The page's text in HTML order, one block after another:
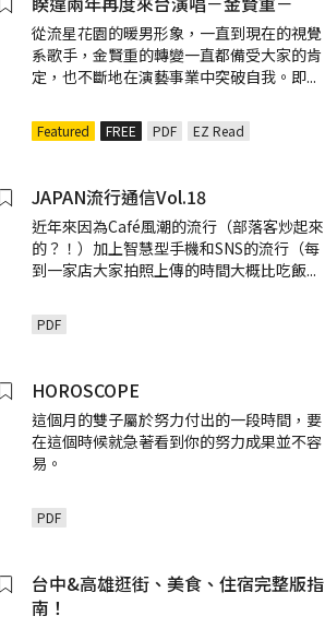
從流星花園的暖男形象，一直到現在的視覺
系歌手，金賢重的轉變一直都備受大家的肯
定，也不斷地在演藝事業中突破自我。即...
Featured FREE PDF EZ Read
JAPAN流行通信Vol.18
近年來因為Café風潮的流行（部落客炒起來
的？！）加上智慧型手機和SNS的流行（每
到一家店大家拍照上傳的時間大概比吃飯...
PDF
HOROSCOPE
這個月的雙子屬於努力付出的一段時間，要
在這個時候就急著看到你的努力成果並不容
易。
PDF
台中&高雄逛街、美食、住宿完整版指
南！